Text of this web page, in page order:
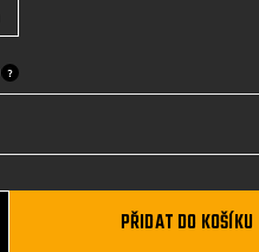
?
PŘIDAT DO KOŠÍKU